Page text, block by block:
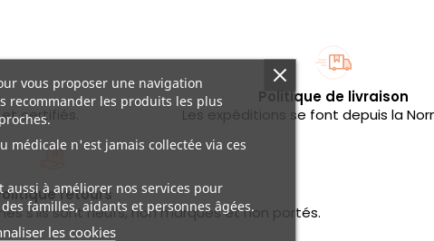
certifiés.
Politique de livraison
Les expéditions se font depuis la
retours
s'ils sont neufs, non marqués et non portés.
vous proposer une navigation
recommander les produits les plus
médicale n'est jamais collectée via ces
à améliorer nos services pour
familles, aidants et personnes âgées.
les cookies